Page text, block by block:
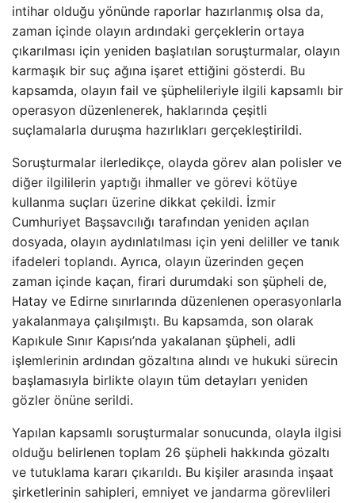
intihar olduğu yönünde raporlar hazırlanmış olsa da,
zaman içinde olayın ardındaki gerçeklerin ortaya
çıkarılması için yeniden başlatılan soruşturmalar, olayın
karmaşık bir suç ağına işaret ettiğini gösterdi. Bu
kapsamda, olayın fail ve şüphelileriyle ilgili kapsamlı bir
operasyon düzenlenerek, haklarında çeşitli
suçlamalarla duruşma hazırlıkları gerçekleştirildi.
Soruşturmalar ilerledikçe, olayda görev alan polisler ve
diğer ilgililerin yaptığı ihmaller ve görevi kötüye
kullanma suçları üzerine dikkat çekildi. İzmir
Cumhuriyet Başsavcılığı tarafından yeniden açılan
dosyada, olayın aydınlatılması için yeni deliller ve tanık
ifadeleri toplandı. Ayrıca, olayın üzerinden geçen
zaman içinde kaçan, firari durumdaki son şüpheli de,
Hatay ve Edirne sınırlarında düzenlenen operasyonlarla
yakalanmaya çalışılmıştı. Bu kapsamda, son olarak
Kapıkule Sınır Kapısı’nda yakalanan şüpheli, adli
işlemlerinin ardından gözaltına alındı ve hukuki sürecin
başlamasıyla birlikte olayın tüm detayları yeniden
gözler önüne serildi.
Yapılan kapsamlı soruşturmalar sonucunda, olayla ilgisi
olduğu belirlenen toplam 26 şüpheli hakkında gözaltı
ve tutuklama kararı çıkarıldı. Bu kişiler arasında inşaat
şirketlerinin sahipleri, emniyet ve jandarma görevlileri